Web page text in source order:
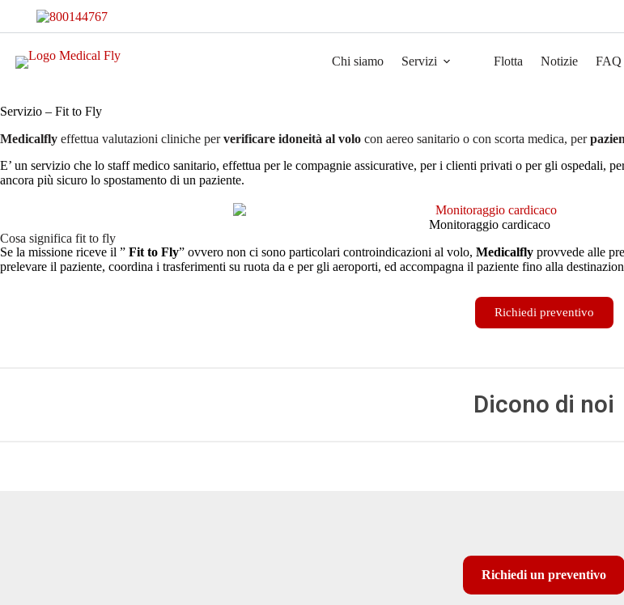
Chi siamo Servizi Flotta Notizie FAQ
Servizio – Fit to Fly
Medicalfly effettua valutazioni cliniche perverificare idoneità al volo con aereo sanitario o con scorta medica, per
E’ un servizio che lo staff medico sanitario, effettua per le compagnie assicurative, per i clienti privati o per gli ospedali,
ancora più sicuro lo spostamento di un paziente.
Monitoraggio cardicaco
Cosa significa fit to fly
Se la missione riceve il ” Fit to Fly” ovvero non ci sono particolari controindicazioni al volo, Medicalfly provvede alle
prelevare il paziente, coordina i trasferimenti su ruota da e per gli aeroporti, ed accompagna il paziente fino alla
Richiedi preventivo
Dicono di noi
Richiedi un preventivo